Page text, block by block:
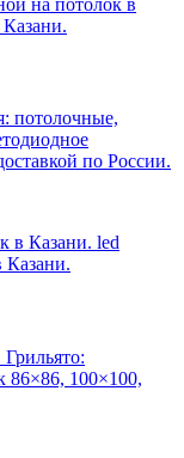
.
потолочные,
по России.
в Казани. led
Казани.
86×86, 100×100,